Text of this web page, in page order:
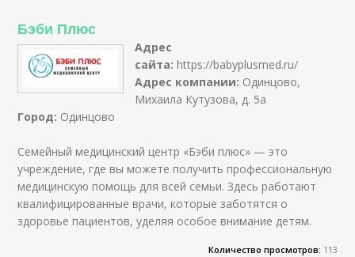
Бэби Плюс
Адрес
сайта: https://babyplusmed.ru/
Адрес компании: Одинцово,
Михаила Кутузова, д. 5а
Город: Одинцово
Семейный медицинский центр «Бэби плюс» — это
учреждение, где вы можете получить профессиональную
медицинскую помощь для всей семьи. Здесь работают
квалифицированные врачи, которые заботятся о
здоровье пациентов, уделяя особое внимание детям.
Количество просмотров: 113